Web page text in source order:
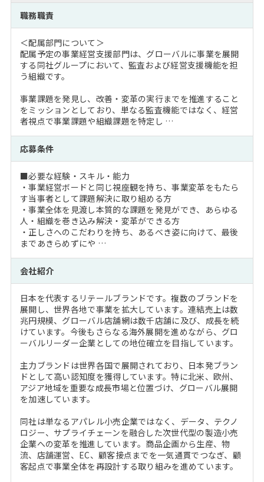
職務職責
＜配属部門について＞
配属予定の事業経営支援部門は、グローバルに事業を展開
する同社グループにおいて、監査および経営支援機能を担
う組織です。
事業課題を発見し、改善・変革の実行までを推進すること
をミッションとしており、単なる監査機能ではなく、経営
者視点で事業課題や組織課題を特定し …
応募条件
■必要な経験・スキル・能力
・事業経営ボードと同じ視座観を持ち、事業変革をもたら
す当事者として課題解決に取り組める方
・事業全体を見渡し本質的な課題を発見ができ、あらゆる
人・組織を巻き込み解決・変革ができる方
・正しさへのこだわりを持ち、あるべき姿に向けて、最後
まであきらめずにや …
会社紹介
日本を代表するリテールブランドです。複数のブランドを
展開し、世界各地で事業を拡大しています。連結売上は数
兆円規模、グローバル店舗網は数千店舗に及び、成長を続
けています。今後もさらなる海外展開を進めながら、グロ
ーバルリーダー企業としての地位確立を目指しています。
主力ブランドは世界各国で展開されており、日本発ブラン
ドとして高い認知度を獲得しています。特に北米、欧州、
アジア地域を重要な成長市場と位置づけ、グローバル展開
を加速しています。
同社は単なるアパレル小売企業ではなく、データ、テクノ
ロジー、サプライチェーンを融合した次世代型の製造小売
企業への変革を推進しています。商品企画から生産、物
流、店舗運営、EC、顧客接点までを一気通貫でつなぎ、顧
客起点で事業全体を再設計する取り組みを進めています。